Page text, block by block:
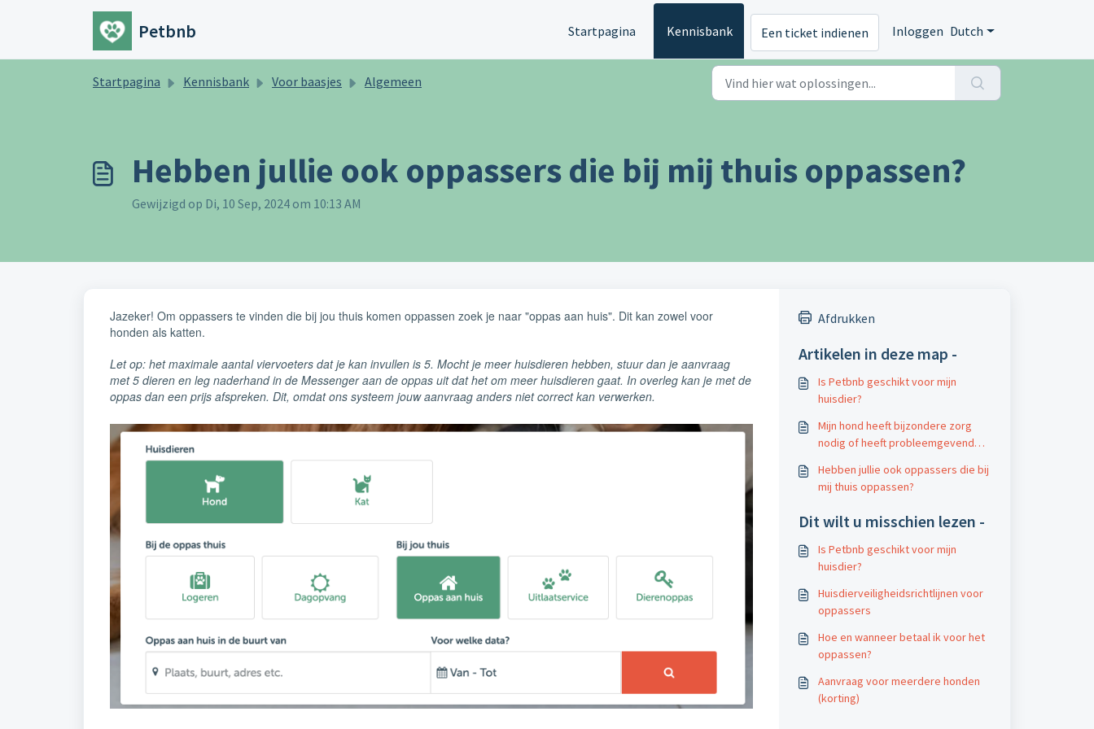
Doorgaan naar hoofdinhoud
Petbnb Startpagina Kennisbank Een ticket indienen Inloggen Dutch
Startpagina Kennisbank Voor baasjes Algemeen
Hebben jullie ook oppassers die bij mij thuis oppassen?
Gewijzigd op Di, 10 Sep, 2024 om 10:13 AM
Jazeker! Om oppassers te vinden die bij jou thuis komen oppassen zoek je naar "oppas aan huis". Dit kan zowel voor
honden als katten.
Let op: het maximale aantal viervoeters dat je kan invullen is 5. Mocht je meer huisdieren hebben, stuur dan je aanvraag
met 5 dieren en leg naderhand in de Messenger aan de oppas uit dat het om meer huisdieren gaat. In overleg kan je met de
oppas dan een prijs afspreken. Dit, omdat ons systeem jouw aanvraag anders niet correct kan verwerken.
Afdrukken
Artikelen in deze map -
Is Petbnb geschikt voor mijn
huisdier?
Mijn hond heeft bijzondere zorg
nodig of heeft probleemgevend
Hebben jullie ook oppassers die bij
mij thuis oppassen?
Dit wilt u misschien lezen -
Is Petbnb geschikt voor mijn
huisdier?
Huisdierveiligheidsrichtlijnen voor
oppassers
Hoe en wanneer betaal ik voor het
oppassen?
Aanvraag voor meerdere honden
(korting)